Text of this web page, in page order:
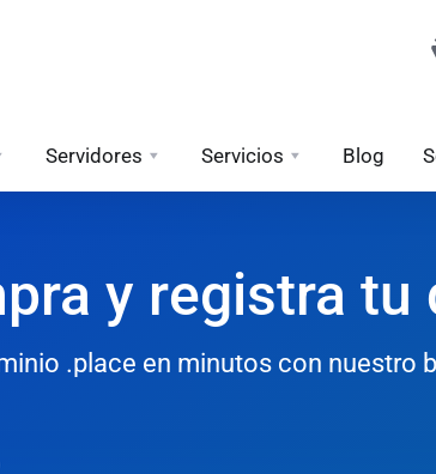
Servidores Servicios Blog
y registra
.place en minutos con nuestro